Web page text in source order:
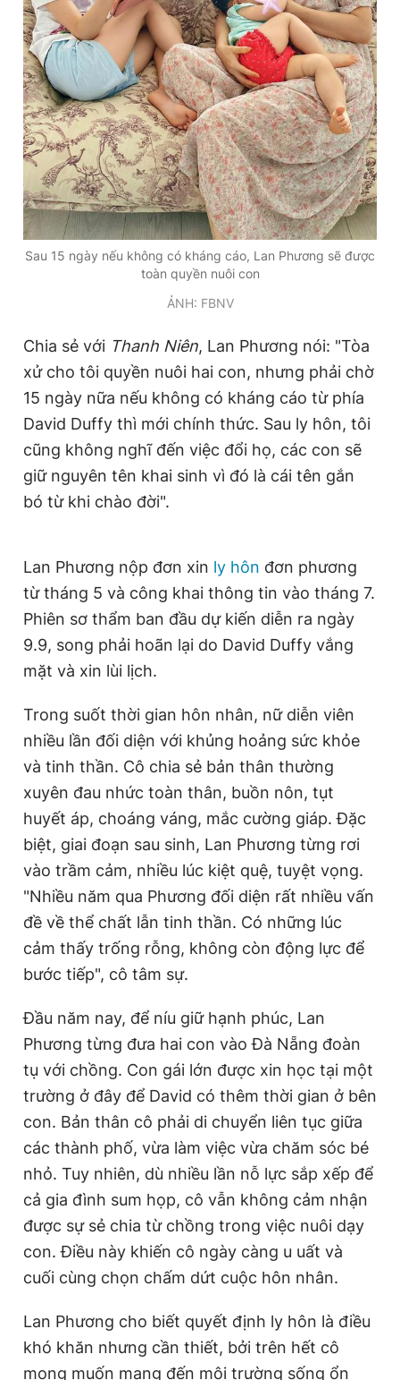
Sau 15 ngày nếu không có kháng cáo, Lan Phương sẽ được
toàn quyền nuôi con
ẢNH: FBNV
Chia sẻ với Thanh Niên, Lan Phương nói: "Tòa
xử cho tôi quyền nuôi hai con, nhưng phải chờ
15 ngày nữa nếu không có kháng cáo từ phía
David Duffy thì mới chính thức. Sau ly hôn, tôi
cũng không nghĩ đến việc đổi họ, các con sẽ
giữ nguyên tên khai sinh vì đó là cái tên gắn
bó từ khi chào đời".
Lan Phương nộp đơn xin ly hôn đơn phương
từ tháng 5 và công khai thông tin vào tháng 7.
Phiên sơ thẩm ban đầu dự kiến diễn ra ngày
9.9, song phải hoãn lại do David Duffy vắng
mặt và xin lùi lịch.
Trong suốt thời gian hôn nhân, nữ diễn viên
nhiều lần đối diện với khủng hoảng sức khỏe
và tinh thần. Cô chia sẻ bản thân thường
xuyên đau nhức toàn thân, buồn nôn, tụt
huyết áp, choáng váng, mắc cường giáp. Đặc
biệt, giai đoạn sau sinh, Lan Phương từng rơi
vào trầm cảm, nhiều lúc kiệt quệ, tuyệt vọng.
"Nhiều năm qua Phương đối diện rất nhiều vấn
đề về thể chất lẫn tinh thần. Có những lúc
cảm thấy trống rỗng, không còn động lực để
bước tiếp", cô tâm sự.
Đầu năm nay, để níu giữ hạnh phúc, Lan
Phương từng đưa hai con vào Đà Nẵng đoàn
tụ với chồng. Con gái lớn được xin học tại một
trường ở đây để David có thêm thời gian ở bên
con. Bản thân cô phải di chuyển liên tục giữa
các thành phố, vừa làm việc vừa chăm sóc bé
nhỏ. Tuy nhiên, dù nhiều lần nỗ lực sắp xếp để
cả gia đình sum họp, cô vẫn không cảm nhận
được sự sẻ chia từ chồng trong việc nuôi dạy
con. Điều này khiến cô ngày càng u uất và
cuối cùng chọn chấm dứt cuộc hôn nhân.
Lan Phương cho biết quyết định ly hôn là điều
khó khăn nhưng cần thiết, bởi trên hết cô
mong muốn mang đến môi trường sống ổn